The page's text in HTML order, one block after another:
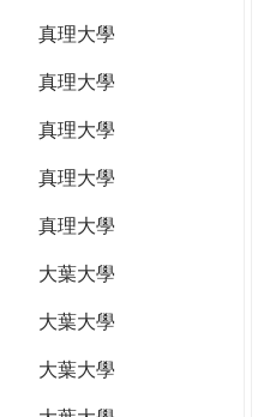
真理大學
真理大學
真理大學
真理大學
真理大學
大葉大學
大葉大學
大葉大學